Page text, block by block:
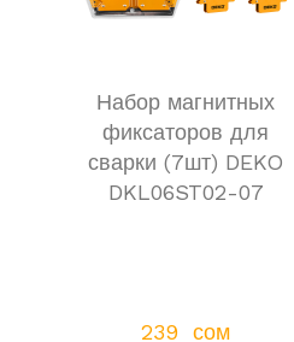
Набор магнитных
фиксаторов для
сварки (7шт) DEKO
DKL06ST02-07
239  сом